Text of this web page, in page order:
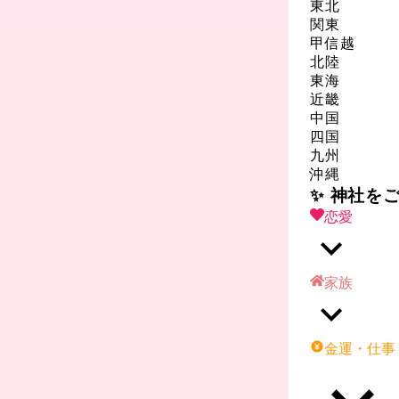
東北
関東
甲信越
北陸
東海
近畿
中国
四国
九州
沖縄
✨ 神社を
恋愛
家族
金運・仕事